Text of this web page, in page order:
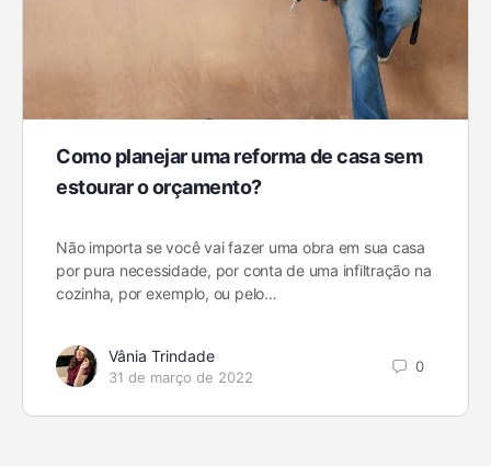
Como planejar uma reforma de casa sem
estourar o orçamento?
Não importa se você vai fazer uma obra em sua casa
por pura necessidade, por conta de uma infiltração na
cozinha, por exemplo, ou pelo…
Vânia Trindade
31 de março de 2022
0